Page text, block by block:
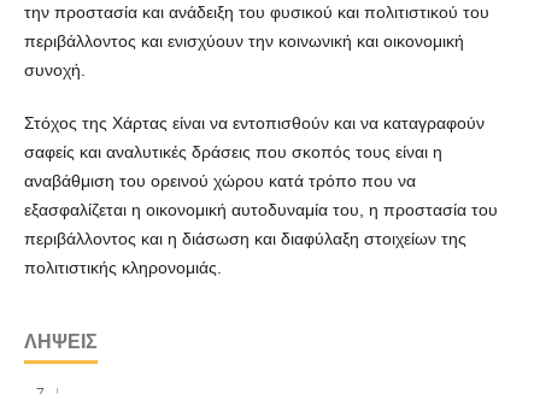
την προστασία και ανάδειξη του φυσικού και πολιτιστικού του
περιβάλλοντος και ενισχύουν την κοινωνική και οικονομική
συνοχή.
Στόχος της Χάρτας είναι να εντοπισθούν και να καταγραφούν
σαφείς και αναλυτικές δράσεις που σκοπός τους είναι η
αναβάθμιση του ορεινού χώρου κατά τρόπο που να
εξασφαλίζεται η οικονομική αυτοδυναμία του, η προστασία του
περιβάλλοντος και η διάσωση και διαφύλαξη στοιχείων της
πολιτιστικής κληρονομιάς.
ΛΉΨΕΙΣ